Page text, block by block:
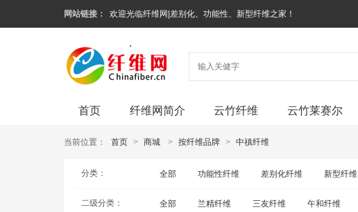
网站链接： 欢迎光临纤维网|差别化、功能性、新型纤维之家！
首页 纤维网简介 云竹纤维 云竹莱赛尔
当前位置： 首页 > 商城 > 按纤维品牌 > 中禛纤维
分类： 全部 功能性纤维 差别化纤维 新型纤维
二级分类： 全部 兰精纤维 三友纤维 午和纤维